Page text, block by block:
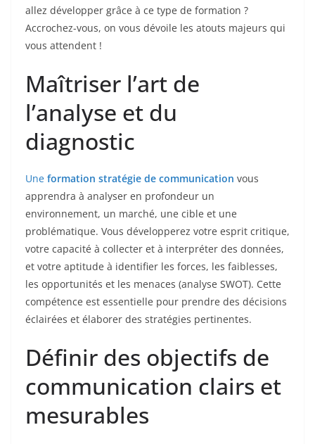
allez développer grâce à ce type de formation ?
Accrochez-vous, on vous dévoile les atouts majeurs qui
vous attendent !
Maîtriser l’art de
l’analyse et du
diagnostic
Une formation stratégie de communication vous
apprendra à analyser en profondeur un
environnement, un marché, une cible et une
problématique. Vous développerez votre esprit critique,
votre capacité à collecter et à interpréter des données,
et votre aptitude à identifier les forces, les faiblesses,
les opportunités et les menaces (analyse SWOT). Cette
compétence est essentielle pour prendre des décisions
éclairées et élaborer des stratégies pertinentes.
Définir des objectifs de
communication clairs et
mesurables